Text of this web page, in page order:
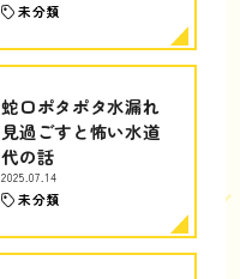
未分類
蛇口ポタポタ水漏れ
見過ごすと怖い水道
代の話
2025.07.14
未分類